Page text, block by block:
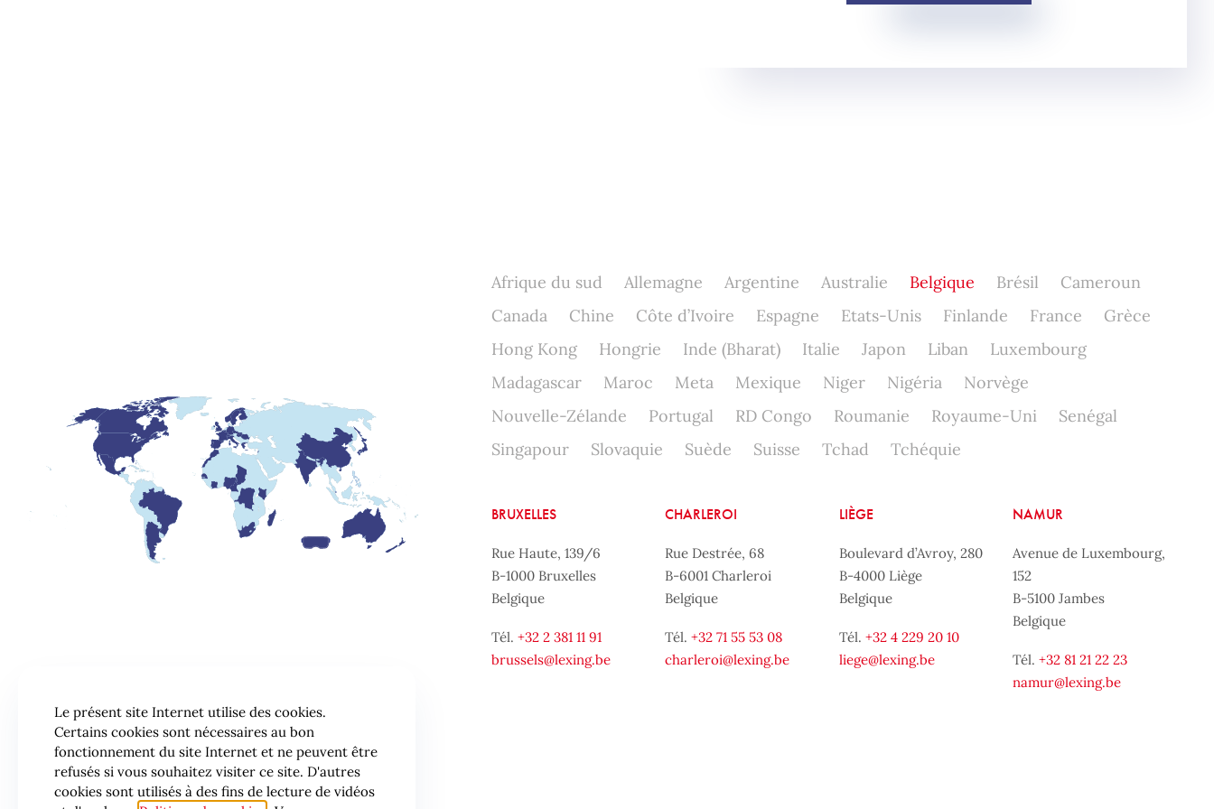
Afrique du sud Allemagne Argentine Australie Belgique Brésil
Cameroun
Canada
Chine Côte d’Ivoire Espagne Etats-Unis Finlande France
Grèce
Hong Kong
Hongrie Inde (Bharat) Italie Japon Liban
Luxembourg
Madagascar
Maroc Meta Mexique Niger Nigéria
Norvège
Nouvelle-Zélande
Portugal RD Congo Roumanie Royaume-Uni
Senégal
Singapour
Slovaquie Suède Suisse Tchad Tchéquie
BRUXELLES
Rue Haute, 139/6
B-1000 Bruxelles
Belgique
Tél. +32 2 381 11 91
brussels@lexing.be
CHARLEROI
Rue Destrée, 68
B-6001 Charleroi
Belgique
Tél.+32 71 55 53 08
charleroi@lexing.be
LIÈGE
Boulevard d’Avroy, 280
B-4000 Liège
Belgique
Tél. +32 4 229 20 10
liege@lexing.be
NAMUR
Avenue de Luxembourg,
152
B-5100 Jambes
Belgique
Tél.+32 81 21 22 23
namur@lexing.be
Le présent site Internet utilise des cookies.
Certains cookies sont nécessaires au bon
fonctionnement du site Internet et ne peuvent être
refusés si vous souhaitez visiter ce site. D'autres
cookies sont utilisés à des fins de lecture de vidéos